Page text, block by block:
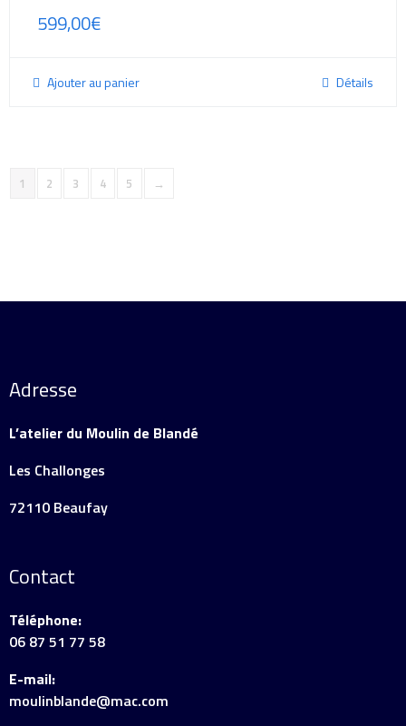
599,00€
Ajouter au panier Détails
1 2 3 4 5 →
Adresse
L’atelier du Moulin de Blandé
Les Challonges
72110 Beaufay
Contact
Téléphone:
06 87 51 77 58
E-mail:
moulinblande@mac.com